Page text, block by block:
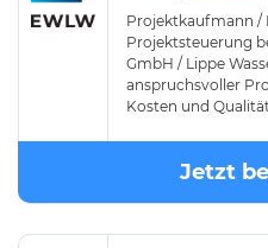
Projektkaufmann /
Projektsteuerung
GmbH / Lippe
anspruchsvoller
Kosten und
Jetzt